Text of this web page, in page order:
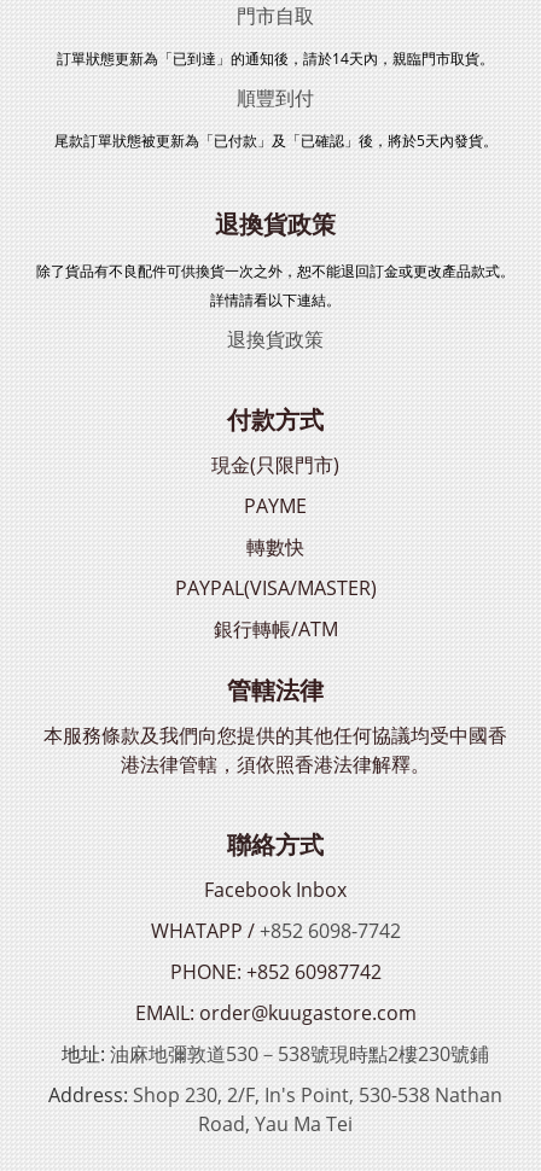
門市自取
訂單狀態更新為「已到達」的通知後，請於14天內，親臨門市取貨。
順豐到付
尾款訂單狀態被更新為「已付款」及「已確認」後，將於5天內發貨。
退換貨政策
除了貨品有不良配件可供換貨一次之外，恕不能退回訂金或更改產品款式。
詳情請看以下連結。
退換貨政策
付款方式
現金(只限門市)
PAYME
轉數快
PAYPAL(VISA/MASTER)
銀行轉帳/ATM
管轄法律
本服務條款及我們向您提供的其他任何協議均受中國香
港法律管轄，須依照香港法律解釋。
聯絡方式
Facebook Inbox
WHATAPP /+852 6098-7742
PHONE: +852 60987742
EMAIL: order@kuugastore.com
地址: 油麻地彌敦道530－538號現時點2樓230號鋪
Address: Shop 230, 2/F, In's Point, 530-538 Nathan
Road, Yau Ma Tei